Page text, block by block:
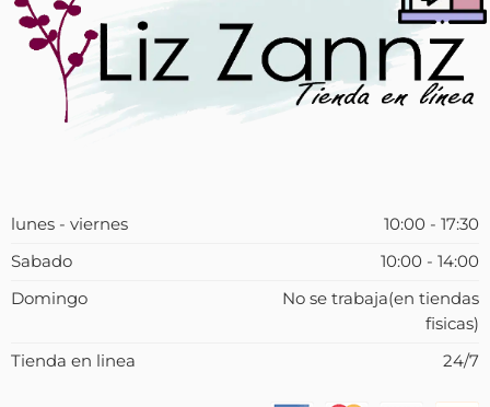
lunes - viernes
10:00 - 17:30
Sabado
10:00 - 14:00
Domingo
No se trabaja(en tiendas
fisicas)
Tienda en linea
24/7